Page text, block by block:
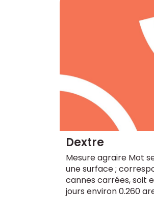
Dextre
Mesure agraire Mot
une surface ;
cannes carrées, soit
jours environ 0.260